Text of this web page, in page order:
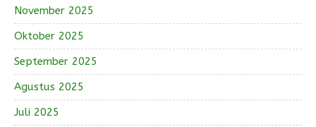
November 2025
Oktober 2025
September 2025
Agustus 2025
Juli 2025